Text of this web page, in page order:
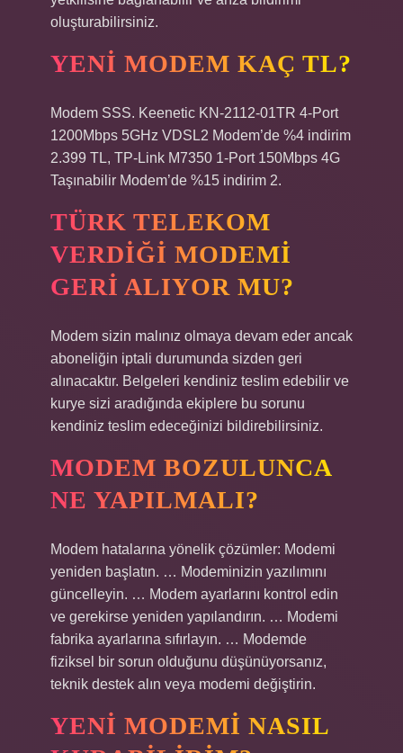
oluşturabilirsiniz.
YENI MODEM KAÇ TL?
Modem SSS. Keenetic KN-2112-01TR 4-Port
1200Mbps 5GHz VDSL2 Modem’de %4 indirim
2.399 TL, TP-Link M7350 1-Port 150Mbps 4G
Taşınabilir Modem’de %15 indirim 2.
TÜRK TELEKOM
VERDIĞI MODEMI
GERI ALIYOR MU?
Modem sizin malınız olmaya devam eder ancak
aboneliğin iptali durumunda sizden geri
alınacaktır. Belgeleri kendiniz teslim edebilir ve
kurye sizi aradığında ekiplere bu sorunu
kendiniz teslim edeceğinizi bildirebilirsiniz.
MODEM BOZULUNCA
NE YAPILMALI?
Modem hatalarına yönelik çözümler: Modemi
yeniden başlatın. … Modeminizin yazılımını
güncelleyin. … Modem ayarlarını kontrol edin
ve gerekirse yeniden yapılandırın. … Modemi
fabrika ayarlarına sıfırlayın. … Modemde
fiziksel bir sorun olduğunu düşünüyorsanız,
teknik destek alın veya modemi değiştirin.
YENI MODEMI NASIL